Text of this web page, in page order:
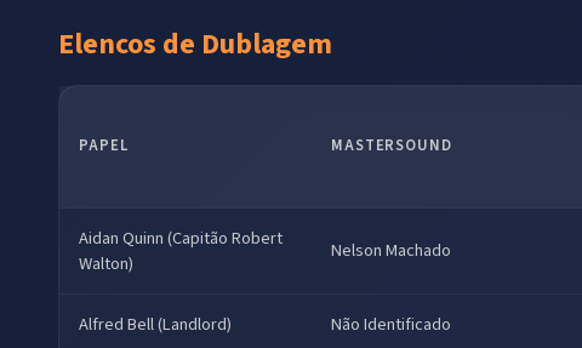
Elencos de Dublagem
PAPEL MASTERSOUND
Aidan Quinn (Capitão Robert
Walton)
Nelson Machado
Alfred Bell (Landlord) Não Identificado